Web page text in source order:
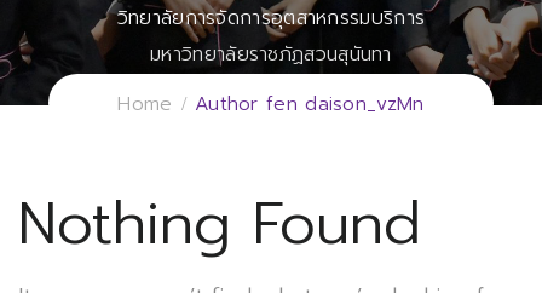
วิทยาลัยการจัดการอุตสาหกรรมบริการ
มหาวิทยาลัยราชภัฏสวนสุนันทา
Home
Author fen daison_vzMn
Nothing Found